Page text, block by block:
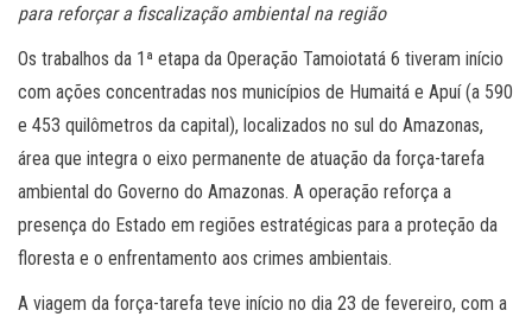
para reforçar a fiscalização ambiental na região
Os trabalhos da 1ª etapa da Operação Tamoiotatá 6 tiveram início
com ações concentradas nos municípios de Humaitá e Apuí (a 590
e 453 quilômetros da capital), localizados no sul do Amazonas,
área que integra o eixo permanente de atuação da força-tarefa
ambiental do Governo do Amazonas. A operação reforça a
presença do Estado em regiões estratégicas para a proteção da
floresta e o enfrentamento aos crimes ambientais.
A viagem da força-tarefa teve início no dia 23 de fevereiro, com a